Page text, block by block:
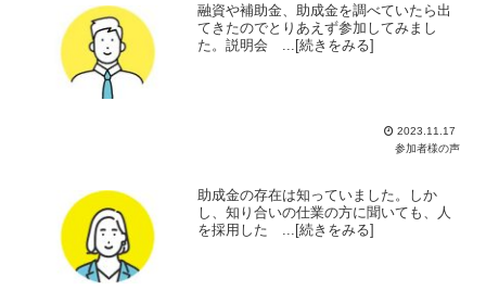
融資や補助金、助成金を調べていたら出
てきたのでとりあえず参加してみまし
た。説明会 ...[続きをみる]
2023.11.17
参加者様の声
助成金の存在は知っていました。しか
し、知り合いの仕業の方に聞いても、人
を採用した ...[続きをみる]